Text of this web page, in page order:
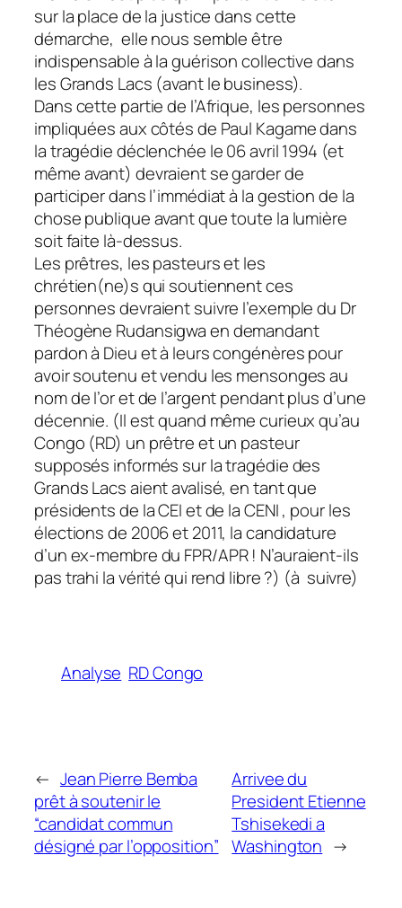
sur la place de la justice dans cette
démarche, elle nous semble être
indispensable à la guérison collective dans
les Grands Lacs (avant le business).
Dans cette partie de l’Afrique, les personnes
impliquées aux côtés de Paul Kagame dans
la tragédie déclenchée le 06 avril 1994 (et
même avant) devraient se garder de
participer dans l’immédiat à la gestion de la
chose publique avant que toute la lumière
soit faite là-dessus.
Les prêtres, les pasteurs et les
chrétien(ne)s qui soutiennent ces
personnes devraient suivre l’exemple du Dr
Théogène Rudansigwa en demandant
pardon à Dieu et à leurs congénères pour
avoir soutenu et vendu les mensonges au
nom de l’or et de l’argent pendant plus d’une
décennie. (Il est quand même curieux qu’au
Congo (RD) un prêtre et un pasteur
supposés informés sur la tragédie des
Grands Lacs aient avalisé, en tant que
présidents de la CEI et de la CENI , pour les
élections de 2006 et 2011, la candidature
d’un ex-membre du FPR/APR ! N’auraient-ils
pas trahi la vérité qui rend libre ?) (à suivre)
Analyse RD Congo
← Jean Pierre Bemba
prêt à soutenir le
“candidat commun
désigné par l’opposition”
Arrivee du
President Etienne
Tshisekedi a
Washington →